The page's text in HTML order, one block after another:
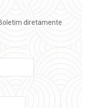
diretamente